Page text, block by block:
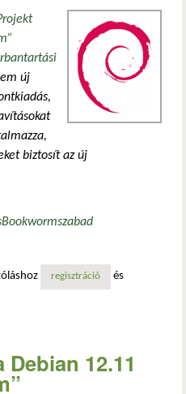
új
biztosít az új
Bookwormszabad
12.13 „bookworm”: frissített
regisztráció és
12.11